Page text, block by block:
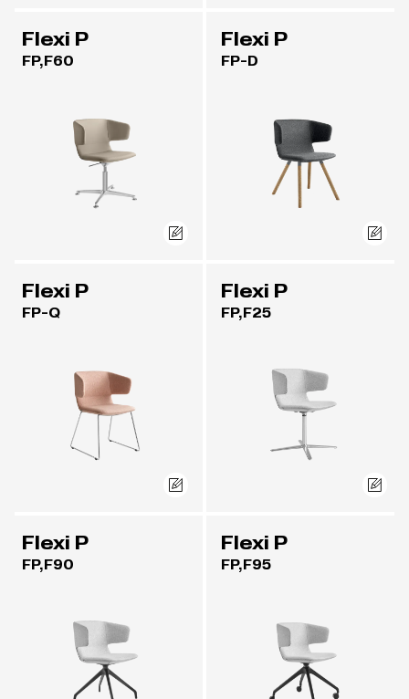
Flexi P
FP,F60
Flexi P
FP-D
Flexi P
FP-Q
Flexi P
FP,F25
Flexi P
FP,F90
Flexi P
FP,F95